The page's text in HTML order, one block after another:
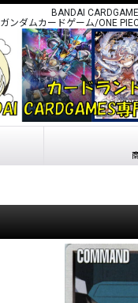
BANDAI
ガンダムカードゲーム/ONE